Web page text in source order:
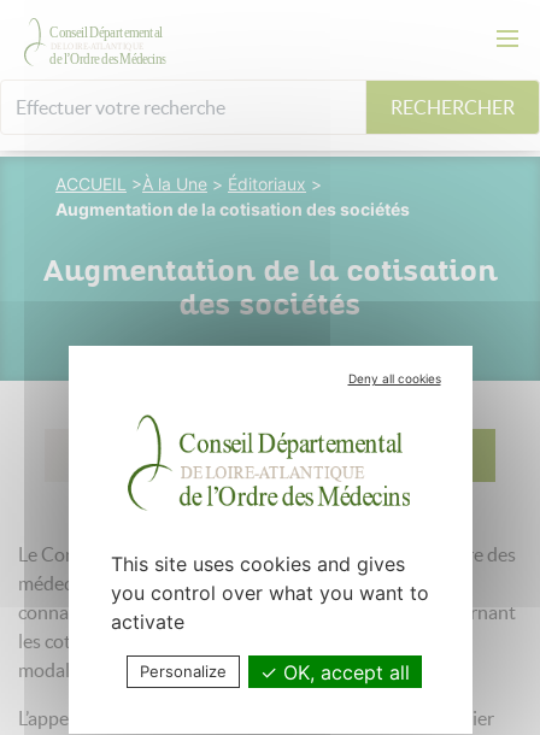
RECHERCHER
ACCUEIL >À la Une > Éditoriaux >
Augmentation de la cotisation des sociétés
Augmentation de la cotisation
des sociétés
07 mai 2026 CD44OM
Le Conseil départemental de Loire-Atlantique de l’Ordre des
médecins réuni en plénière le 05 mars 2026 a pris
connaissance de la circulaire du Conseil National concernant
les cotisations ordinales 2026 et la modification des
modalités de fixation des cotisations des sociétés.
L’appel à cotisations des sociétés a été envoyé le 12 février
Deny all cookies
This site uses cookies and gives
you control over what you want to
activate
Personalize OK, accept all